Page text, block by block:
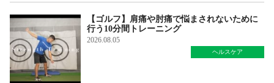
【ゴルフ】肩痛や肘痛で悩まされないために
行う10分間トレーニング
2026.08.05
ヘルスケア